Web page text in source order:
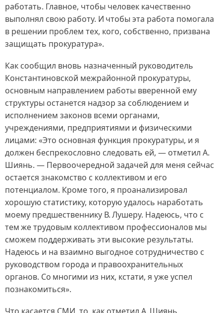
работать. Главное, чтобы человек качественно
выполнял свою работу. И чтобы эта работа помогала
в решении проблем тех, кого, собственно, призвана
защищать прокуратура».
Как сообщил вновь назначенный руководитель
Константиновской межрайонной прокуратуры,
основным направлением работы вверенной ему
структуры останется надзор за соблюдением и
исполнением законов всеми органами,
учреждениями, предприятиями и физическими
лицами: «Это основная функция прокуратуры, и я
должен беспрекословно следовать ей, — отметил А.
Шиянь. — Первоочередной задачей для меня сейчас
остается знакомство с коллективом и его
потенциалом. Кроме того, я проанализировал
хорошую статистику, которую удалось наработать
моему предшественнику В. Лушеру. Надеюсь, что с
тем же трудовым коллективом профессионалов мы
сможем поддерживать эти высокие результаты.
Надеюсь и на взаимно выгодное сотрудничество с
руководством города и правоохранительных
органов. Со многими из них, кстати, я уже успел
познакомиться».